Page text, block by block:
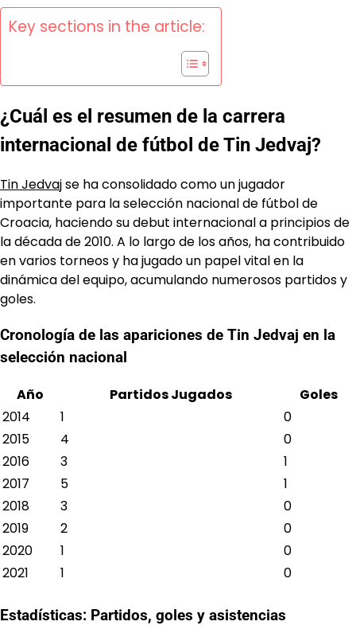
Key sections in the article:
¿Cuál es el resumen de la carrera
internacional de fútbol de Tin Jedvaj?
Tin Jedvajse ha consolidado como un jugador
importante para la selección nacional de fútbol de
Croacia, haciendo su debut internacional a principios de
la década de 2010. A lo largo de los años, ha contribuido
en varios torneos y ha jugado un papel vital en la
dinámica del equipo, acumulando numerosos partidos y
goles.
Cronología de las apariciones de Tin Jedvaj en la
selección nacional
Año Partidos Jugados
Goles
2014
1
0
2015
4
0
2016
3
1
2017
5
1
2018
3
0
2019
2
0
2020
1
0
2021
1 0
Estadísticas: Partidos, goles y asistencias